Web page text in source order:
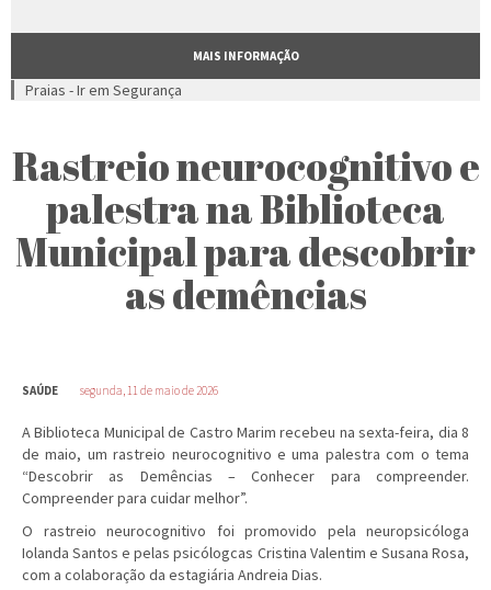
MAIS INFORMAÇÃO
Praias - Ir em Segurança
Rastreio neurocognitivo e
palestra na Biblioteca
Municipal para descobrir
as demências
SAÚDE segunda, 11 de maio de 2026
A Biblioteca Municipal de Castro Marim recebeu na sexta-feira, dia 8
de maio, um rastreio neurocognitivo e uma palestra com o tema
“Descobrir as Demências – Conhecer para compreender.
Compreender para cuidar melhor”.
O rastreio neurocognitivo foi promovido pela neuropsicóloga
Iolanda Santos e pelas psicólogcas Cristina Valentim e Susana Rosa,
com a colaboração da estagiária Andreia Dias.